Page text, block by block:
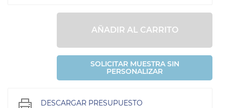
AÑADIR AL CARRITO
SOLICITAR MUESTRA SIN
PERSONALIZAR
DESCARGAR PRESUPUESTO